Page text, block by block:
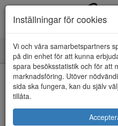
Toggle
navigation
HEM
Inställningar för cookies
Vi och våra samarbetspartners
på din enhet för att kunna
spara besöksstatistik och för att
marknadsföring. Utöver
sida ska fungera, kan du själv
tillåta.